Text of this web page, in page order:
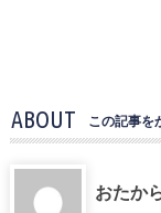
ABOUT この記事を
おたか